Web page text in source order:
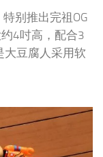
别推出完祖OG
4吋高，配合3
大豆腐人采用软